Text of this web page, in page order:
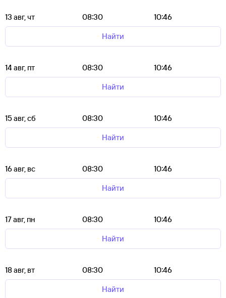
13 авг, чт 08:30
10:46
Найти
14 авг, пт 08:30
10:46
Найти
15 авг, сб 08:30
10:46
Найти
16 авг, вс 08:30
10:46
Найти
17 авг, пн 08:30
10:46
Найти
18 авг, вт 08:30
10:46
Найти